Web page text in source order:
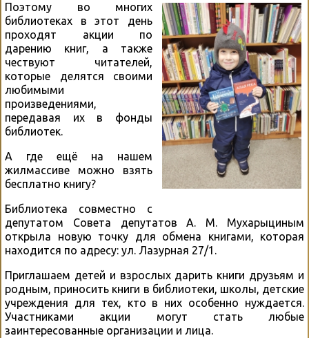
Поэтому во многих
библиотеках в этот день
проходят акции по
дарению книг, а также
чествуют читателей,
которые делятся своими
любимыми
произведениями,
передавая их в фонды
библиотек.
А где ещё на нашем
жилмассиве можно взять
бесплатно книгу?
Библиотека совместно с
депутатом Совета депутатов А. М. Мухарыциным
открыла новую точку для обмена книгами, которая
находится по адресу: ул. Лазурная 27/1.
Приглашаем детей и взрослых дарить книги друзьям и
родным, приносить книги в библиотеки, школы, детские
учреждения для тех, кто в них особенно нуждается.
Участниками акции могут стать любые
заинтересованные организации и лица.